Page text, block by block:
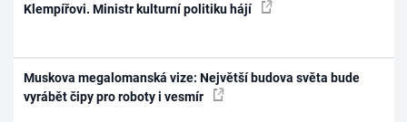
Klempířovi. Ministr kulturní politiku hájí
Muskova megalomanská vize: Největší budova světa bude
vyrábět čipy pro roboty i vesmír